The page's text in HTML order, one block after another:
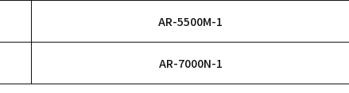
AR-5500M-1
AR-7000N-1